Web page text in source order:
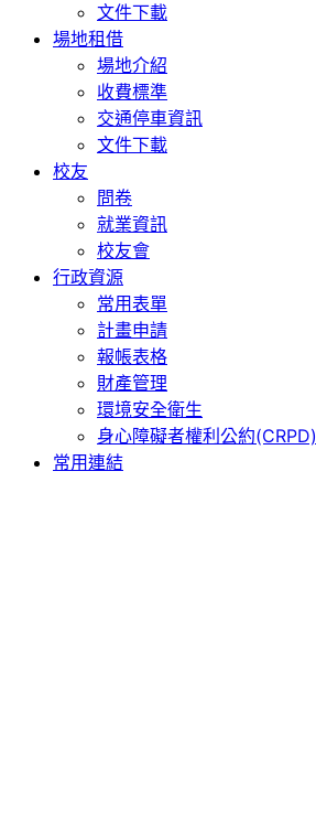
文件下載
場地租借
場地介紹
收費標準
交通停車資訊
文件下載
校友
問卷
就業資訊
校友會
行政資源
常用表單
計畫申請
報帳表格
財產管理
環境安全衛生
身心障礙者權利公約(CRPD)
常用連結